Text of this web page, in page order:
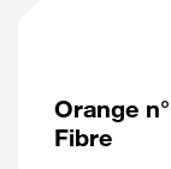
Orange
Fibre